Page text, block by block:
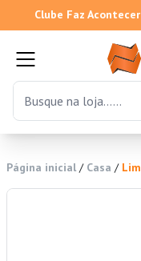
Clube Faz Acontecer
Página inicial / Casa /